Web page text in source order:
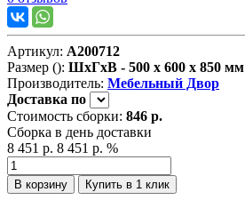
Артикул: А200712
Размер (): ШxГxВ - 500 x 600 x 850 мм
Производитель: Мебельный Двор
Доставка по
Стоимость сборки: 846 р.
Сборка в день доставки
8 451 р. 8 451 р. %
В корзину Купить в 1 клик